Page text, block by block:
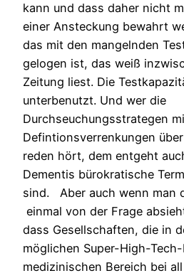
kann und dass daher nicht
einer Ansteckung bewahrt
das mit den mangelnden
gelogen ist, das weiß
Zeitung liest. Die
unterbenutzt. Und wer die
Durchseuchungsstrategen
Defintionsverrenkungen
reden hört, dem entgeht
Dementis bürokratische
sind. Aber auch wenn man
einmal von der Frage
dass Gesellschaften, die in
möglichen Super-High-
medizinischen Bereich bei